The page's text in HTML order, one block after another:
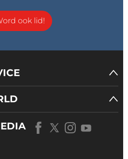
ook lid!